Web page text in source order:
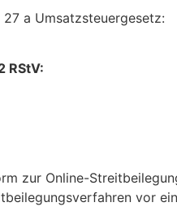
a Umsatzsteuergesetz:
RStV:
zur Online-
vor